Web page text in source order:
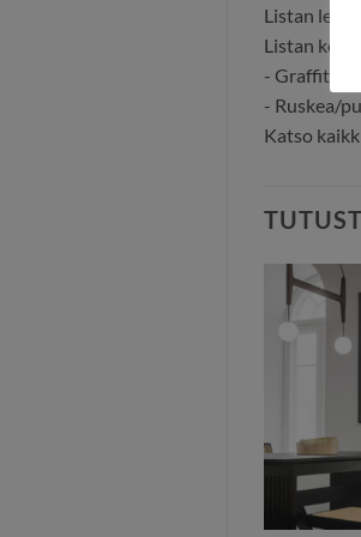
Listan
Listan
-
- Ruskea/
Katso